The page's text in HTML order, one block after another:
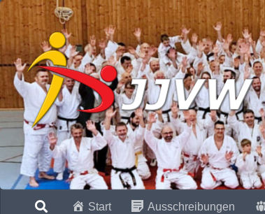
Zum Inhalt springen
Start Ausschreibungen